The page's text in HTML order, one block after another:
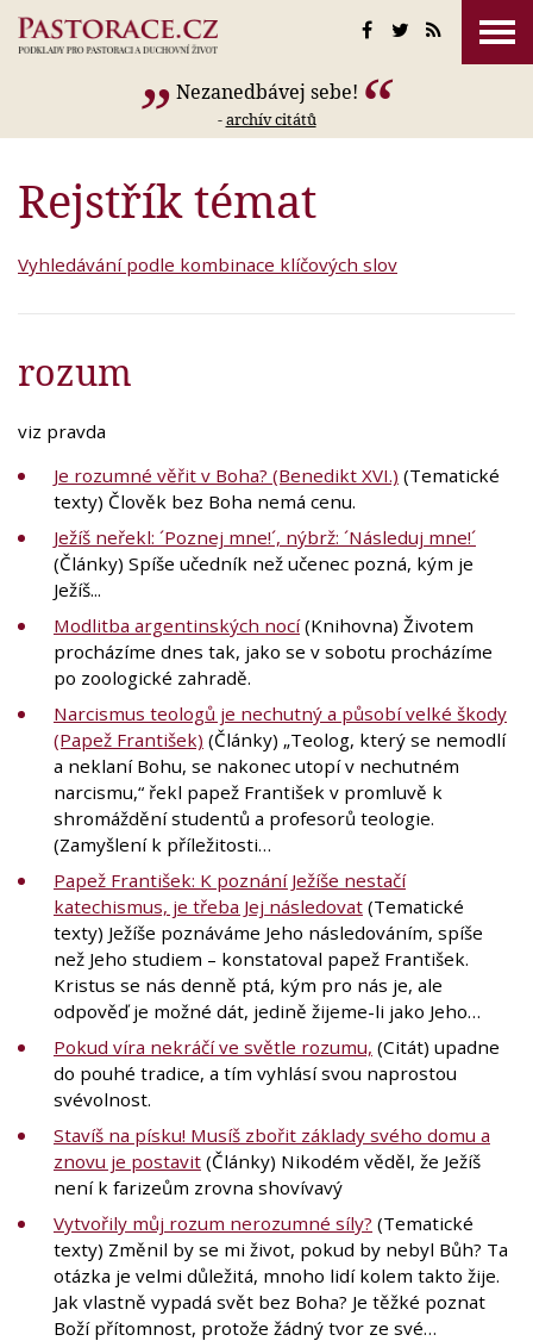
Nezanedbávej sebe!
-archív citátů
Rejstřík témat
Vyhledávání podle kombinace klíčových slov
rozum
viz pravda
Je rozumné věřit v Boha? (Benedikt XVI.) (Tematické
texty) Člověk bez Boha nemá cenu.
Ježíš neřekl: ´Poznej mne!´, nýbrž: ´Následuj mne!´
(Články) Spíše učedník než učenec pozná, kým je
Ježíš...
Modlitba argentinských nocí(Knihovna) Životem
procházíme dnes tak, jako se v sobotu procházíme
po zoologické zahradě.
Narcismus teologů je nechutný a působí velké škody
(Papež František) (Články) „Teolog, který se nemodlí
a neklaní Bohu, se nakonec utopí v nechutném
narcismu,“ řekl papež František v promluvě k
shromáždění studentů a profesorů teologie.
(Zamyšlení k příležitosti…
Papež František: K poznání Ježíše nestačí
katechismus, je třeba Jej následovat (Tematické
texty) Ježíše poznáváme Jeho následováním, spíše
než Jeho studiem – konstatoval papež František.
Kristus se nás denně ptá, kým pro nás je, ale
odpověď je možné dát, jedině žijeme-li jako Jeho…
Pokud víra nekráčí ve světle rozumu, (Citát) upadne
do pouhé tradice, a tím vyhlásí svou naprostou
svévolnost.
Stavíš na písku! Musíš zbořit základy svého domu a
znovu je postavit (Články) Nikodém věděl, že Ježíš
není k farizeům zrovna shovívavý
Vytvořily můj rozum nerozumné síly? (Tematické
texty) Změnil by se mi život, pokud by nebyl Bůh? Ta
otázka je velmi důležitá, mnoho lidí kolem takto žije.
Jak vlastně vypadá svět bez Boha? Je těžké poznat
Boží přítomnost, protože žádný tvor ze své…